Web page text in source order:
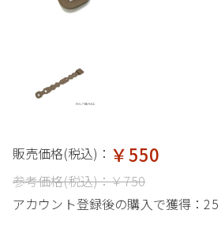
販売価格(税込)： ￥550
参考価格(税込)：￥750
アカウント登録後の購入で獲得：